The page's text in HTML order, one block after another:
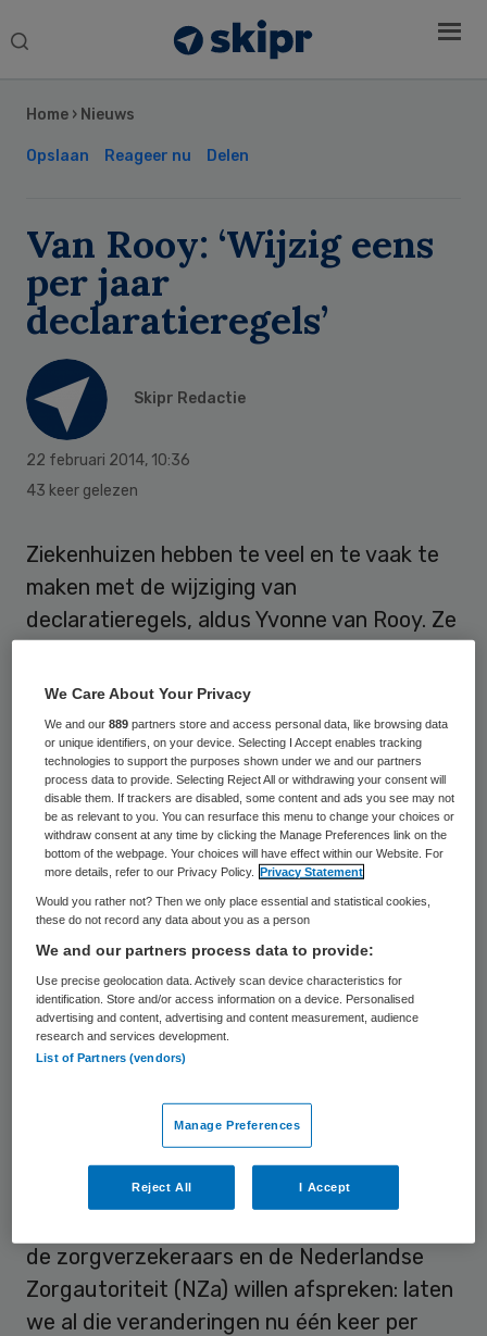
Search
Home › Nieuws
Opslaan Reageer nu Delen
Van Rooy: ‘Wijzig eens
per jaar
declaratieregels’
Skipr Redactie
22 februari 2014, 10:36
43 keer gelezen
Ziekenhuizen hebben te veel en te vaak te
maken met de wijziging van
declaratieregels, aldus Yvonne van Rooy. Ze
jaar te veranderen. Voor de SEH-artsen wil
ze een uitzondering maken, daar is een hele
snelle aanpassing van de regels nodig.
Sinds 2012 onderhandelen de
zorgaanbieders met de zorgverzekeraars
over de prijs. De voorzitter van de
Nederlandse Vereniging van Ziekenhuizen
“Maar de overheid is in detail de
declaratieregels blijven regelen. Sinds
afgelopen twee jaar zijn er meer dan 2.000
veranderingen doorgevoerd in die
declaratieregels.”
Ingewikkeld
Het systeem is te ingewikkeld, betoogt Van
de zorgverzekeraars en de Nederlandse
Zorgautoriteit (NZa) willen afspreken: laten
we al die veranderingen nu één keer per
Sidebar
We Care About Your Privacy
We and our889 partners store and access personal data, like browsing data
or unique identifiers, on your device. Selecting I Accept enables tracking
technologies to support the purposes shown under we and our partners
process data to provide. Selecting Reject All or withdrawing your consent will
disable them. If trackers are disabled, some content and ads you see may not
be as relevant to you. You can resurface this menu to change your choices or
withdraw consent at any time by clicking the Manage Preferences link on the
bottom of the webpage. Your choices will have effect within our Website. For
more details, refer to our Privacy Policy.
Privacy Statement
Would you rather not? Then we only place essential and statistical cookies,
these do not record any data about you as a person
We and our partners process data to provide:
Use precise geolocation data. Actively scan device characteristics for
identification. Store and/or access information on a device. Personalised
advertising and content, advertising and content measurement, audience
research and services development.
List of Partners (vendors)
Manage Preferences
Reject All I Accept